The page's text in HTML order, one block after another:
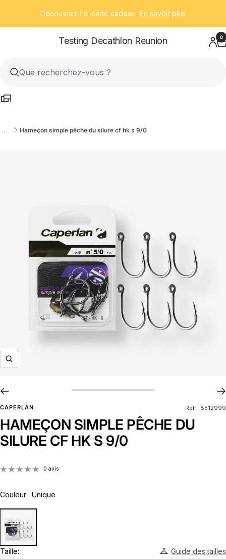
contenu
Découvrez l'e-carte cadeau En savoir plus
Testing Decathlon Reunion 0
… Hameçon simple pêche du silure cf hk s 9/0
Zoom
CAPERLAN
HAMEÇON SIMPLE PÊCHE DU
SILURE CF HK S 9/0
0 avis
Ref: 8512999
Taille: Guide des tailles
Couleur: Unique